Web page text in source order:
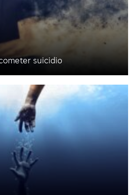
suicidio